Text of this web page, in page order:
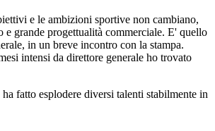
e le ambizioni sportive non cambiano,
e grande progettualità commerciale. E' quello
in un breve incontro con la stampa.
intensi da direttore generale ho trovato
fatto esplodere diversi talenti stabilmente in